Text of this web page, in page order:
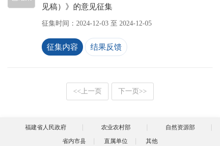
见稿）》的意见征集
征集时间： 2024-12-03 至 2024-12-05
征集内容 结果反馈
<<上一页 下一页 >>
福建省人民政府 农业农村部
自然资源部
省内市县
直属单位 其他